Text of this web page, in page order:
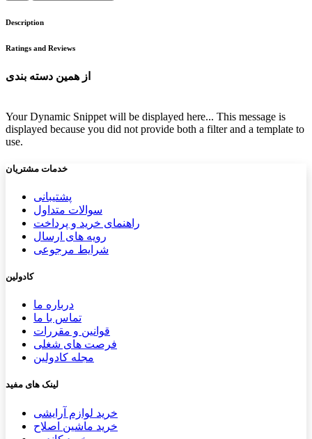
Description
Ratings and Reviews
از همین دسته بندی
Your Dynamic Snippet will be displayed here... This message is
displayed because you did not provide both a filter and a template to
use.
خدمات مشتریان
پشتیب​​انی
سوالات متداول
راهنمای خرید و پرداخت
رویه های ارسال
شرایط مرجوعی
کادولین
درباره ما
تماس با ما
قوانین و مقررات
فرصت های شغلی
مجله کادولین
لینک های مفید
خرید لوازم آرایشی
خرید ماشین اصلاح